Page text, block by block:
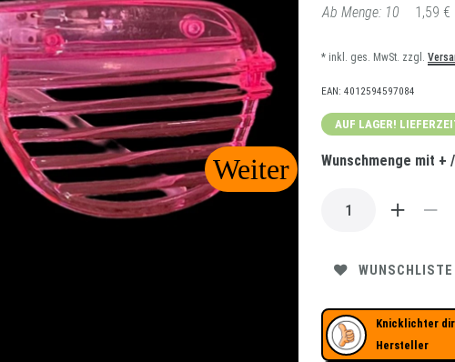
Ab Menge: 10
1,59 €
* inkl. ges. MwSt. zzgl.
EAN: 4012594597084
AUF LAGER!
Wunschmenge mit +
WUNSCHLISTE
Knicklichter
Hersteller